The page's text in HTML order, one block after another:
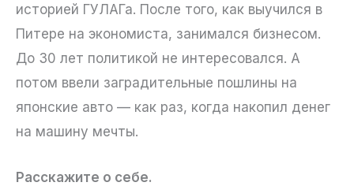
историей ГУЛАГа. После того, как выучился в
Питере на экономиста, занимался бизнесом.
До 30 лет политикой не интересовался. А
потом ввели заградительные пошлины на
японские авто — как раз, когда накопил денег
на машину мечты.
Расскажите о себе.